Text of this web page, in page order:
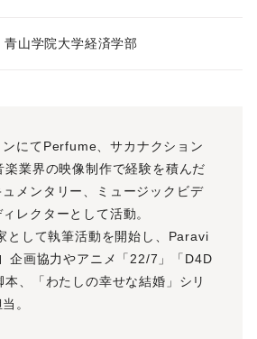
青山学院大学経済学部
にてPerfume、サカナクション
楽業界の映像制作で経験を積んだ
メンタリー、ミュージックビデ
レクターとして活動。
として執筆活動を開始し、Paravi
企画協力やアニメ「22/7」「D4D
、「わたしの幸せな結婚」シリ
。